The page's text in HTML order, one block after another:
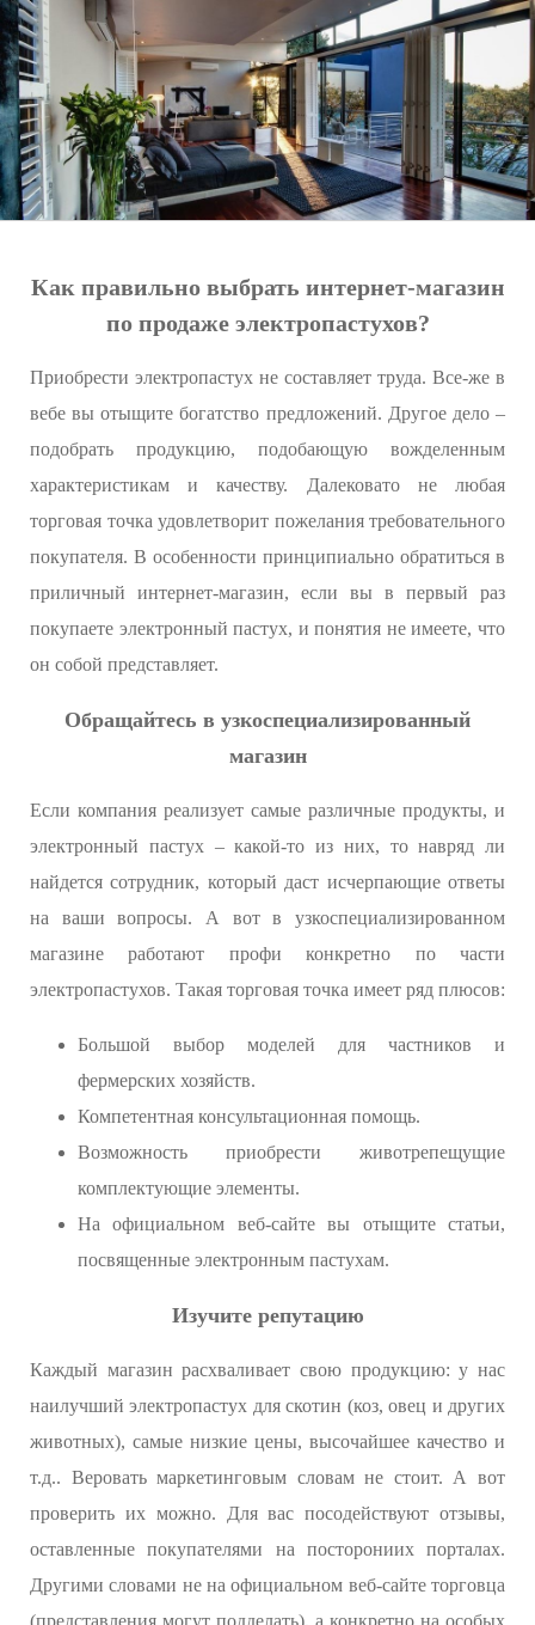
Как правильно выбрать интернет-магазин
по продаже электропастухов?
Приобрести электропастух не составляет труда. Все-же в
вебе вы отыщите богатство предложений. Другое дело –
подобрать продукцию, подобающую вожделенным
характеристикам и качеству. Далековато не любая
торговая точка удовлетворит пожелания требовательного
покупателя. В особенности принципиально обратиться в
приличный интернет-магазин, если вы в первый раз
покупаете электронный пастух, и понятия не имеете, что
он собой представляет.
Обращайтесь в узкоспециализированный
магазин
Если компания реализует самые различные продукты, и
электронный пастух – какой-то из них, то навряд ли
найдется сотрудник, который даст исчерпающие ответы
на ваши вопросы. А вот в узкоспециализированном
магазине работают профи конкретно по части
электропастухов. Такая торговая точка имеет ряд плюсов:
Большой выбор моделей для частников и
фермерских хозяйств.
Компетентная консультационная помощь.
Возможность приобрести животрепещущие
комплектующие элементы.
На официальном веб-сайте вы отыщите статьи,
посвященные электронным пастухам.
Изучите репутацию
Каждый магазин расхваливает свою продукцию: у нас
наилучший электропастух для скотин (коз, овец и других
животных), самые низкие цены, высочайшее качество и
т.д.. Веровать маркетинговым словам не стоит. А вот
проверить их можно. Для вас посодействуют отзывы,
оставленные покупателями на посторониих порталах.
Другими словами не на официальном веб-сайте торговца
(представления могут подделать), а конкретно на особых